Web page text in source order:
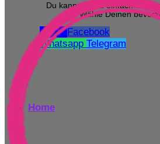
Du kannst ganz einfach mit
Wähle Deinen
Email Facebook
Whatsapp Telegram
Home